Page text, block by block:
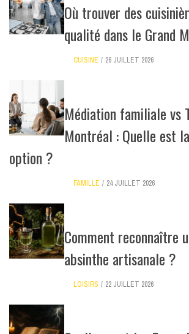
Où trouver des
qualité dans le Grand
CUISINE 26 JUILLET 2026
Médiation familiale vs
Montréal : Quelle est
option ?
FAMILLE 24 JUILLET 2026
Comment reconnaître
absinthe artisanale ?
LOISIRS 22 JUILLET 2026